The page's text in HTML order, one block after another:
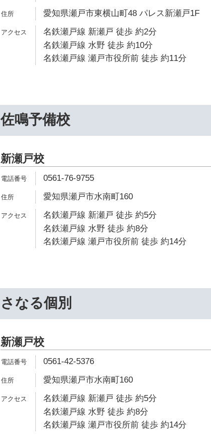
愛知県瀬戸市東横山町48 パレス新瀬戸1F
名鉄瀬戸線 新瀬戸 徒歩 約2分
名鉄瀬戸線 水野 徒歩 約10分
名鉄瀬戸線 瀬戸市役所前 徒歩 約11分
佐鳴予備校
新瀬戸校
0561-76-9755
愛知県瀬戸市水南町160
名鉄瀬戸線 新瀬戸 徒歩 約5分
名鉄瀬戸線 水野 徒歩 約8分
名鉄瀬戸線 瀬戸市役所前 徒歩 約14分
さなる個別
新瀬戸校
0561-42-5376
愛知県瀬戸市水南町160
名鉄瀬戸線 新瀬戸 徒歩 約5分
名鉄瀬戸線 水野 徒歩 約8分
名鉄瀬戸線 瀬戸市役所前 徒歩 約14分